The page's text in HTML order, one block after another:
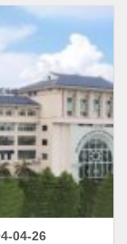
04-26